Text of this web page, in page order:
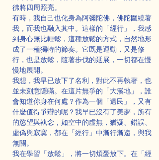
彿將四周照亮。
有時，我自己也化身為阿彌陀佛，佛陀圍繞著
我，而我也融入其中。這樣的「經行」，我感
到身心無比輕鬆，這種放鬆的方式，自然地形
成了一種獨特的節奏。它既是運動，又是修
行，也是放鬆，隨著步伐的延展，一切都在慢
慢地展開。
我想，我早已放下了名利，對此不再執著，也
並未刻意隱瞞。在這片無爭的「大溪地」，誰
會知道你身在何處？作為一個「遺民」，又有
什麼值得爭辯的呢？我早已沒有了美夢，所有
的慾望與執念，如空中的虛無，猶疑、錯誤、
虛偽與寂寞，都在「經行」中漸行漸遠，與我
無關。
我在學習「放鬆」，將一切煩憂放下。在「經